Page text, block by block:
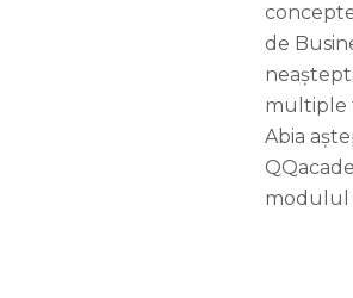
de
multiple
Abia
modulul